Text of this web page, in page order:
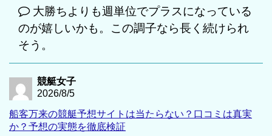
大勝ちよりも週単位でプラスになっている
のが嬉しいかも。この調子なら長く続けられ
そう。
競艇女子
2026/8/5
船客万来の競艇予想サイトは当たらない？口コミは真実
か？予想の実態を徹底検証